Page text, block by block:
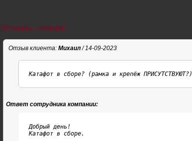
Отзывы о товаре
Отзыв клиента: Михаил/ 14-09-2023
Катафот в сборе? (рамка и крепёж ПРИСУТСТВУЮТ?)
Ответ сотрудника компании:
Добрый день!
Катафот в сборе.